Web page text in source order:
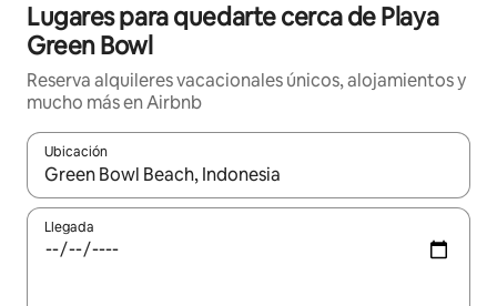
Lugares para quedarte cerca de Playa
Green Bowl
Reserva alquileres vacacionales únicos, alojamientos y
mucho más en Airbnb
Ubicación
Cuando los resultados estén disponibles, navega con las
Llegada